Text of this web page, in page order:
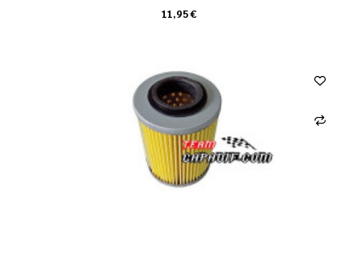
11,95 €
CARRO